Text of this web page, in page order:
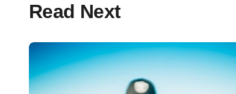
Read Next